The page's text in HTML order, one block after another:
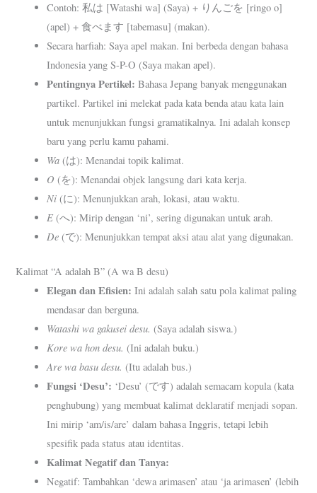
Contoh: 私は [Watashi wa] (Saya) + りんごを [ringo o]
(apel) + 食べます [tabemasu] (makan).
Secara harfiah: Saya apel makan. Ini berbeda dengan bahasa
Indonesia yang S-P-O (Saya makan apel).
Pentingnya Pertikel: Bahasa Jepang banyak menggunakan
partikel. Partikel ini melekat pada kata benda atau kata lain
untuk menunjukkan fungsi gramatikalnya. Ini adalah konsep
baru yang perlu kamu pahami.
Wa (は): Menandai topik kalimat.
O (を): Menandai objek langsung dari kata kerja.
Ni (に): Menunjukkan arah, lokasi, atau waktu.
E (へ): Mirip dengan ‘ni’, sering digunakan untuk arah.
De (で): Menunjukkan tempat aksi atau alat yang digunakan.
Kalimat “A adalah B” (A wa B desu)
Elegan dan Efisien: Ini adalah salah satu pola kalimat paling
mendasar dan berguna.
Watashi wa gakusei desu. (Saya adalah siswa.)
Kore wa hon desu. (Ini adalah buku.)
Are wa basu desu. (Itu adalah bus.)
Fungsi ‘Desu’: ‘Desu’ (です) adalah semacam kopula (kata
penghubung) yang membuat kalimat deklaratif menjadi sopan.
Ini mirip ‘am/is/are’ dalam bahasa Inggris, tetapi lebih
spesifik pada status atau identitas.
Kalimat Negatif dan Tanya:
Negatif: Tambahkan ‘dewa arimasen’ atau ‘ja arimasen’ (lebih